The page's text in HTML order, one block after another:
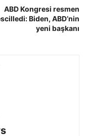
ABD Kongresi resmen
Biden, ABD’nin
yeni başkanı